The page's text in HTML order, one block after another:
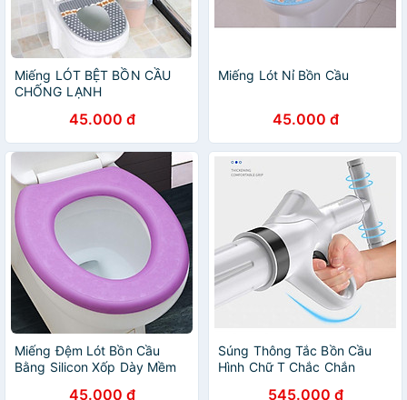
Miếng LÓT BỆT BỒN CẦU
CHỐNG LẠNH
45.000 đ
Miếng Lót Nỉ Bồn Cầu
45.000 đ
Miếng Đệm Lót Bồn Cầu
Bằng Silicon Xốp Dày Mềm
45.000 đ
Súng Thông Tắc Bồn Cầu
Hình Chữ T Chắc Chắn
545.000 đ